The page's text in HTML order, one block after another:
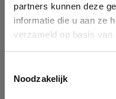
partners kunnen deze
informatie die u aan ze
verzameld op basis van
Noodzakelijk
You can search a company
enterprise ID. When a
form. If you don't find your
Ok